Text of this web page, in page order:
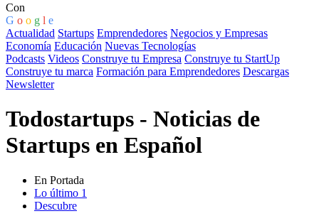
Con
G o o g l e
Actualidad Startups Emprendedores Negocios y Empresas
Economía Educación Nuevas Tecnologías
Podcasts Videos Construye tu Empresa Construye tu StartUp
Construye tu marca Formación para Emprendedores Descargas
Newsletter
Todostartups - Noticias de
Startups en Español
En Portada
Lo último 1
Descubre